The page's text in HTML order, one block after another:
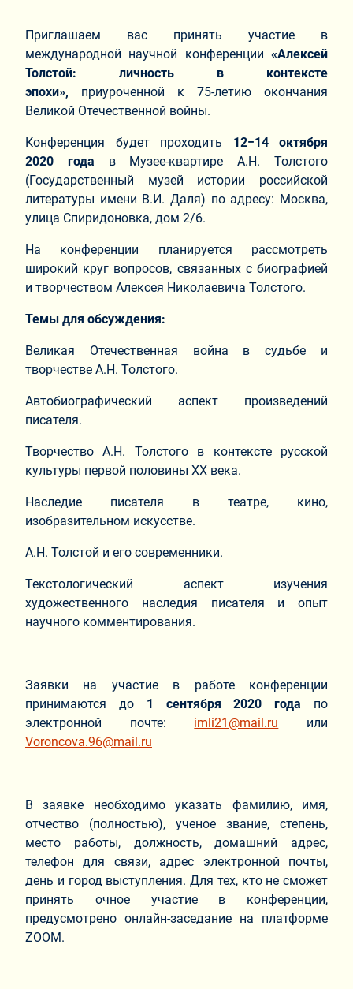
Приглашаем вас принять участие в
международной научной конференции «Алексей
Толстой: личность в контексте
эпохи», приуроченной к 75-летию окончания
Великой Отечественной войны.
Конференция будет проходить 12−14 октября
2020 года в Музее-квартире А.Н. Толстого
(Государственный музей истории российской
литературы имени В.И. Даля) по адресу: Москва,
улица Спиридоновка, дом 2/6.
На конференции планируется рассмотреть
широкий круг вопросов, связанных с биографией
и творчеством Алексея Николаевича Толстого.
Темы для обсуждения:
Великая Отечественная война в судьбе и
творчестве А.Н. Толстого.
Автобиографический аспект произведений
писателя.
Творчество А.Н. Толстого в контексте русской
культуры первой половины XX века.
Наследие писателя в театре, кино,
изобразительном искусстве.
А.Н. Толстой и его современники.
Текстологический аспект изучения
художественного наследия писателя и опыт
научного комментирования.
Заявки на участие в работе конференции
принимаются до 1 сентября 2020 года по
электронной почте: imli21@mail.ru или
Voroncova.96@mail.ru
В заявке необходимо указать фамилию, имя,
отчество (полностью), ученое звание, степень,
место работы, должность, домашний адрес,
телефон для связи, адрес электронной почты,
день и город выступления. Для тех, кто не сможет
принять очное участие в конференции,
предусмотрено онлайн-заседание на платформе
ZOOM.